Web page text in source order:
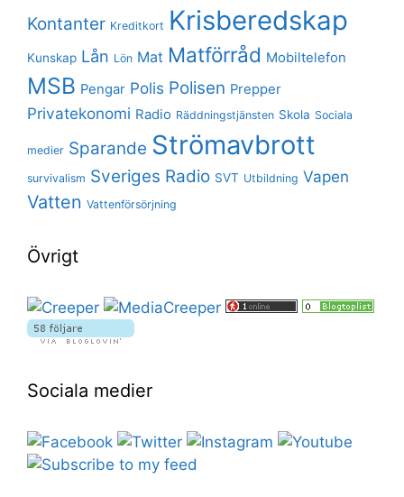
Kontanter Kreditkort Krisberedskap
Kunskap Lån Lön Mat Matförråd Mobiltelefon
MSB Pengar Polis Polisen Prepper
Privatekonomi Radio Räddningstjänsten Skola Sociala
medier Sparande Strömavbrott
survivalism Sveriges Radio SVT Utbildning Vapen
Vatten Vattenförsörjning
Övrigt
Sociala medier